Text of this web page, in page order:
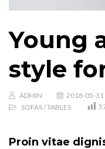
Young
style
ADMIN 2018-05-31
SOFAS/TABLES
Proin vitae